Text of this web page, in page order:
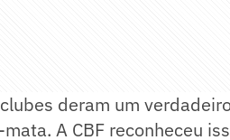
deram um
A CBF reconheceu